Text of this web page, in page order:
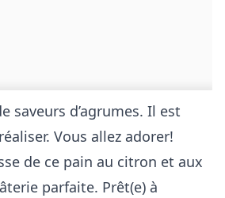
saveurs d’agrumes. Il est
Vous allez adorer!
de ce pain au citron et aux
parfaite. Prêt(e) à